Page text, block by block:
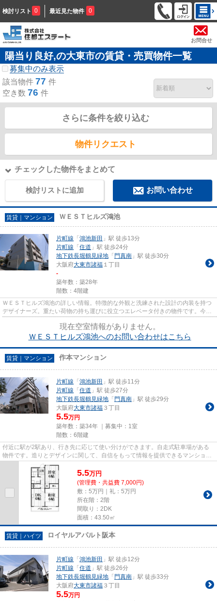
検討リスト 0 最近見た物件 0
お問合せ
陽当り良好,の大東市の賃貸・売買物件一覧
募集中のみ表示
該当物件 77 件
空き数 76 件
さらに条件を絞り込む
物件リクエスト
チェックした物件をまとめて
検討リストに追加 お問い合わせ
賃貸｜マンション ＷＥＳＴヒルズ鴻池
片町線 「 鴻池新田 」駅 徒歩13分
片町線 「 住道 」駅 徒歩24分
地下鉄長堀鶴見緑地 「 門真南 」駅 徒歩30分
大阪府大東市諸福 １丁目
-
築年数：築28年
階数：4階建
ＷＥＳＴヒルズ鴻池の詳しい情報。特徴的な外観と洗練された設計の内装を持つ
デザイナーズ。重たい荷物の持ち運びに役立つエレベータ付きの物件です。今回
現在空室情報がありません。
ＷＥＳＴヒルズ鴻池へのお問い合わせはこちら
賃貸｜マンション 作本マンション
片町線 「 鴻池新田 」駅 徒歩11分
片町線 「 住道 」駅 徒歩27分
地下鉄長堀鶴見緑地 「 門真南 」駅 徒歩29分
大阪府大東市諸福 ３丁目
5.5万円
築年数：築34年 ｜募集中： 1室
階数：6階建
付近に駅が2駅あり、行き先に応じて使い分けができます。自走式駐車場がある
物件です。造りとデザインに関して、自信をもって情報を提供できるマンション
です。駅まで徒歩11分に立地す...
5.5万円
(管理費・共益費 7,000円)
敷：5万円｜礼：5万円
所在階：2階
間取り：2DK
面積：43.50㎡
賃貸｜ハイツ ロイヤルアパルト阪本
片町線 「 鴻池新田 」駅 徒歩12分
片町線 「 住道 」駅 徒歩26分
地下鉄長堀鶴見緑地 「 門真南 」駅 徒歩33分
大阪府大東市諸福 ３丁目
5.5万円